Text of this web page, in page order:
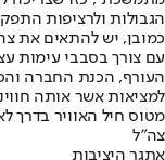
הגבולות ולרציפות
כמובן, יש להתאים את
עם צורך בסבבי עימות
העורף, הכנת החברה
למציאות אשר אותה
מטוס חיל האוויר בדרך
צה"ל
אתגר היציבות